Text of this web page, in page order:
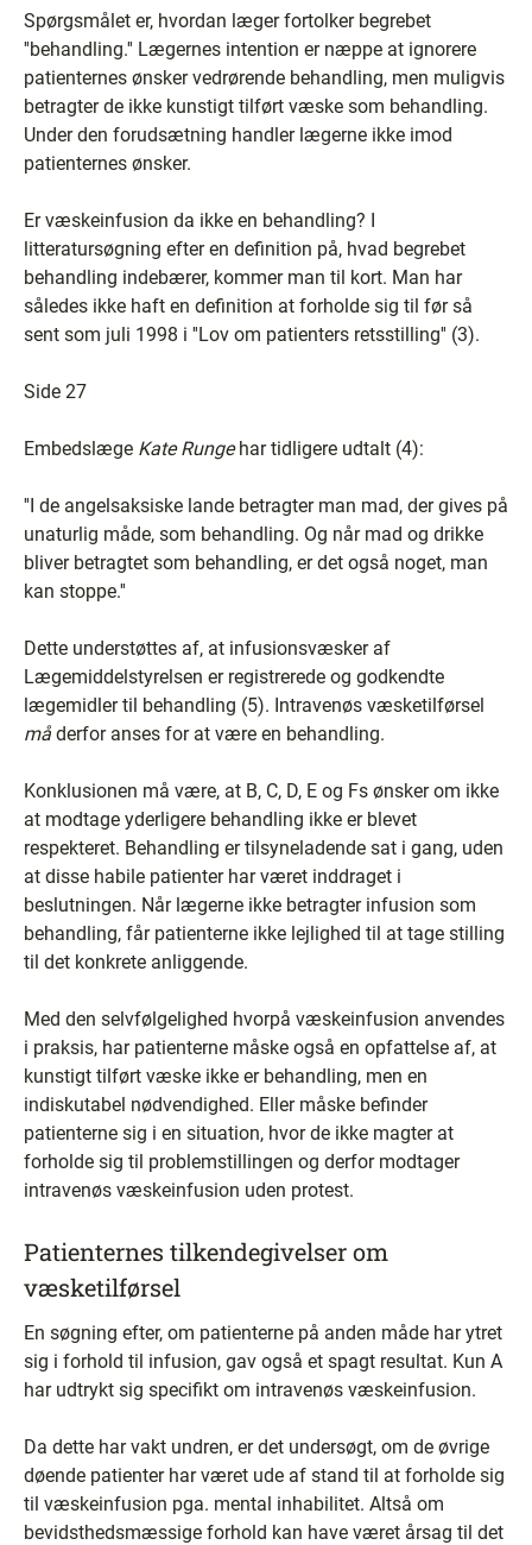
Spørgsmålet er, hvordan læger fortolker begrebet
''behandling.'' Lægernes intention er næppe at ignorere
patienternes ønsker vedrørende behandling, men muligvis
betragter de ikke kunstigt tilført væske som behandling.
Under den forudsætning handler lægerne ikke imod
patienternes ønsker.
Er væskeinfusion da ikke en behandling? I
litteratursøgning efter en definition på, hvad begrebet
behandling indebærer, kommer man til kort. Man har
således ikke haft en definition at forholde sig til før så
sent som juli 1998 i ''Lov om patienters retsstilling'' (3).
Side 27
Embedslæge Kate Rungehar tidligere udtalt (4):
''I de angelsaksiske lande betragter man mad, der gives på
unaturlig måde, som behandling. Og når mad og drikke
bliver betragtet som behandling, er det også noget, man
kan stoppe.''
Dette understøttes af, at infusionsvæsker af
Lægemiddelstyrelsen er registrerede og godkendte
lægemidler til behandling (5). Intravenøs væsketilførsel
må derfor anses for at være en behandling.
Konklusionen må være, at B, C, D, E og Fs ønsker om ikke
at modtage yderligere behandling ikke er blevet
respekteret. Behandling er tilsyneladende sat i gang, uden
at disse habile patienter har været inddraget i
beslutningen. Når lægerne ikke betragter infusion som
behandling, får patienterne ikke lejlighed til at tage stilling
til det konkrete anliggende.
Med den selvfølgelighed hvorpå væskeinfusion anvendes
i praksis, har patienterne måske også en opfattelse af, at
kunstigt tilført væske ikke er behandling, men en
indiskutabel nødvendighed. Eller måske befinder
patienterne sig i en situation, hvor de ikke magter at
forholde sig til problemstillingen og derfor modtager
intravenøs væskeinfusion uden protest.
Patienternes tilkendegivelser om
væsketilførsel
En søgning efter, om patienterne på anden måde har ytret
sig i forhold til infusion, gav også et spagt resultat. Kun A
har udtrykt sig specifikt om intravenøs væskeinfusion.
Da dette har vakt undren, er det undersøgt, om de øvrige
døende patienter har været ude af stand til at forholde sig
til væskeinfusion pga. mental inhabilitet. Altså om
bevidsthedsmæssige forhold kan have været årsag til det